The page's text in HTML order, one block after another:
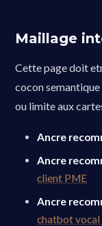
Maillage
Cette page doit
cocon
ou limite aux
Ancre
Ancre
client PME
Ancre
chatbot vocal